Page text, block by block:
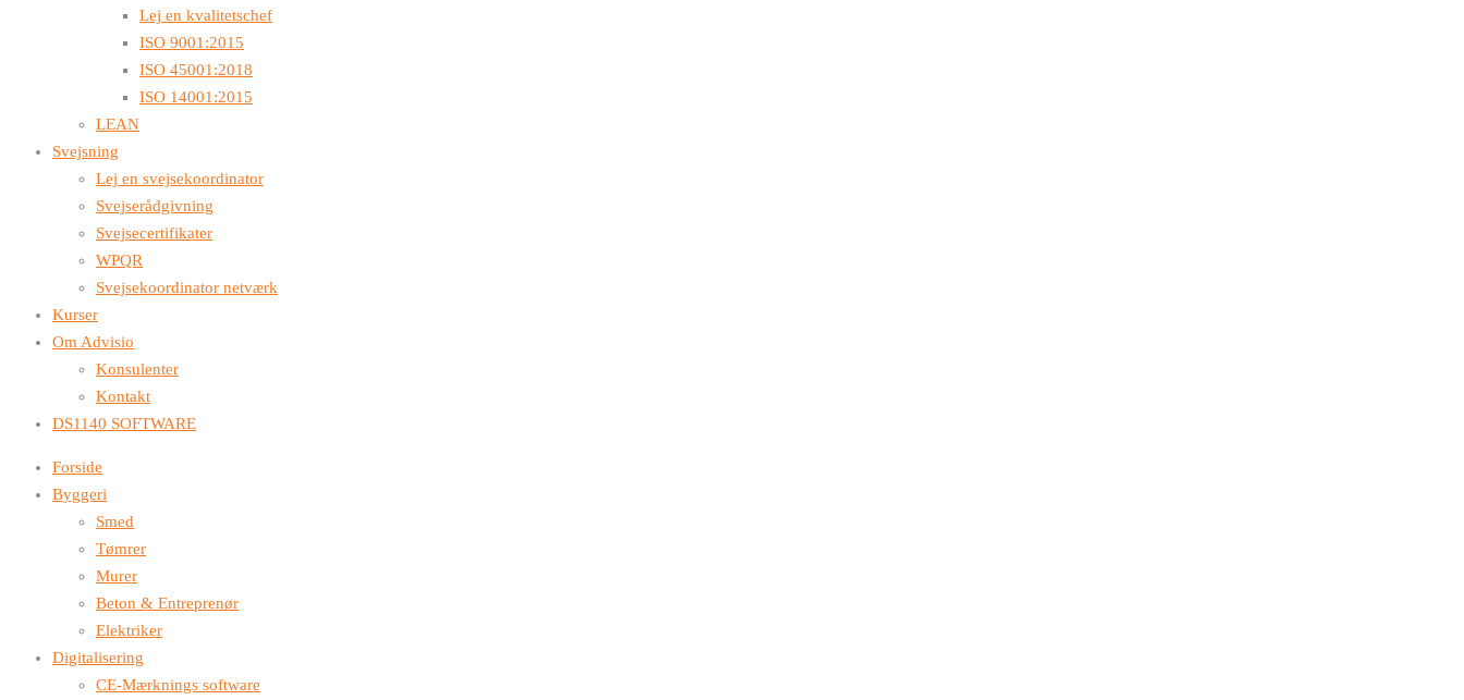
Lej en kvalitetschef
ISO 9001:2015
ISO 45001:2018
ISO 14001:2015
LEAN
Svejsning
Lej en svejsekoordinator
Svejserådgivning
Svejsecertifikater
WPQR
Svejsekoordinator netværk
Kurser
Om Advisio
Konsulenter
Kontakt
DS1140 SOFTWARE
Forside
Byggeri
Smed
Tømrer
Murer
Beton & Entreprenør
Elektriker
Digitalisering
CE-Mærknings software